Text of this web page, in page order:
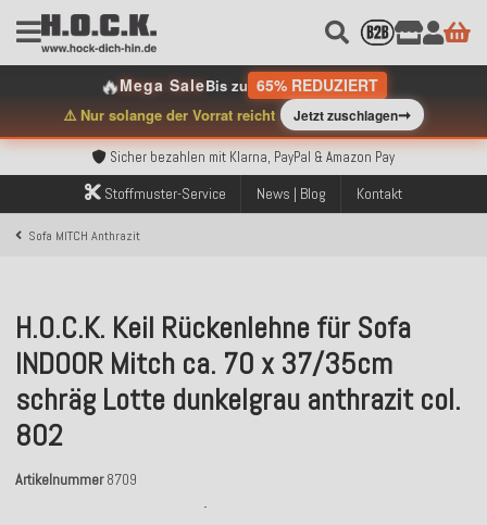
🔥Mega SaleBis zu 65% REDUZIERT
⚠️ Nur solange der Vorrat reicht Jetzt zuschlagen➞
Kostenloser Versand innerhalb Deutschlands ab 99€ Bestellwert
Über 120.000 erfolgreich versendete Bestellungen
Sicher bezahlen mit Klarna, PayPal & Amazon Pay
Kostenloser Versand innerhalb Deutschlands ab 99€ Bestellwert
Über 120.000 erfolgreich versendete Bestellungen
Sicher bezahlen mit Klarna, PayPal & Amazon Pay
Kostenloser Versand innerhalb Deutschlands ab 99€ Bestellwert
Stoffmuster-Service News | Blog Kontakt
Sofa MITCH Anthrazit
H.O.C.K. Keil Rückenlehne für Sofa
INDOOR Mitch ca. 70 x 37/35cm
schräg Lotte dunkelgrau anthrazit col.
802
Artikelnummer 8709